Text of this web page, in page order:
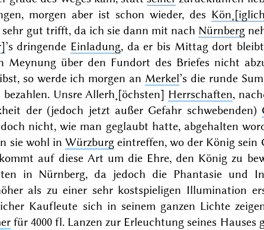
morgen aber ist schon wieder, des
sehr gut trifft, da ich sie dann mit nach Nürnberg
’s dringende Einladung, da er bis Mittag dort
Meynung über den Fundort des Briefes nicht
so werde ich morgen an Merkel’s die runde
Unsre Allerh˖[öchsten] Herrschaften,
der (jedoch jetzt außer Gefahr schwebenden)
nicht, wie man geglaubt hatte, abgehalten
sie wohl in Würzburg eintreffen, wo der König sein
kommt auf diese Art um die Ehre, den König zu
in Nürnberg, da jedoch die Phantasie und
als zu einer sehr kostspieligen Illumination
Kaufleute sich in seinem ganzen Lichte
für 4000 fl. Lanzen zur Erleuchtung seines Hauses